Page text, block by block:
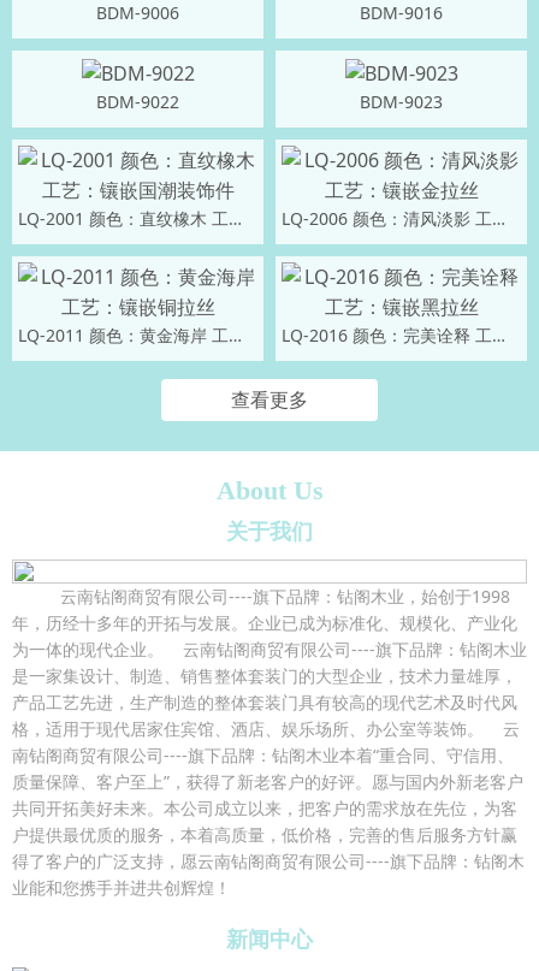
BDM-9006 BDM-9016
BDM-9022 BDM-9023
LQ-2001 颜色：直纹橡木 工艺：镶嵌国潮装饰件 LQ-2006 颜色：清风淡影 工艺：镶嵌金拉丝
LQ-2011 颜色：黄金海岸 工艺：镶嵌铜拉丝 LQ-2016 颜色：完美诠释 工艺：镶嵌黑拉丝
查看更多
About Us
关于我们
云南钻阁商贸有限公司----旗下品牌：钻阁木业，始创于1998
年，历经十多年的开拓与发展。企业已成为标准化、规模化、产业化
为一体的现代企业。 云南钻阁商贸有限公司----旗下品牌：钻阁木业
是一家集设计、制造、销售整体套装门的大型企业，技术力量雄厚，
产品工艺先进，生产制造的整体套装门具有较高的现代艺术及时代风
格，适用于现代居家住宾馆、酒店、娱乐场所、办公室等装饰。 云
南钻阁商贸有限公司----旗下品牌：钻阁木业本着“重合同、守信用、
质量保障、客户至上”，获得了新老客户的好评。愿与国内外新老客户
共同开拓美好未来。本公司成立以来，把客户的需求放在先位，为客
户提供最优质的服务，本着高质量，低价格，完善的售后服务方针赢
得了客户的广泛支持，愿云南钻阁商贸有限公司----旗下品牌：钻阁木
业能和您携手并进共创辉煌！
新闻中心